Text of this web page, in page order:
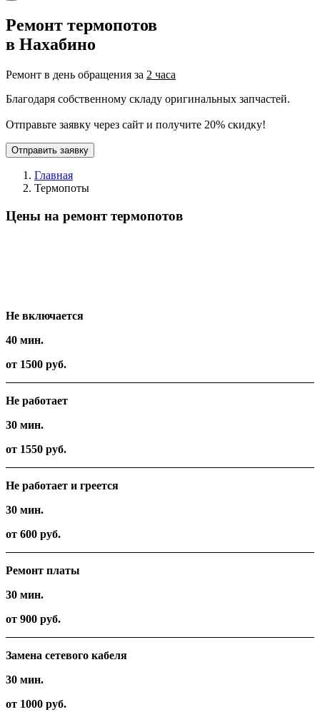
Ремонт термопотов
в Нахабино
Ремонт в день обращения за 2 часа
Благодаря собственному складу оригинальных запчастей.
Отправьте заявку через сайт и получите 20% скидку!
Отправить заявку
Главная
Термопоты
Цены на ремонт термопотов
Не включается
40 мин.
от 1500 руб.
Не работает
30 мин.
от 1550 руб.
Не работает и греется
30 мин.
от 600 руб.
Ремонт платы
30 мин.
от 900 руб.
Замена сетевого кабеля
30 мин.
от 1000 руб.